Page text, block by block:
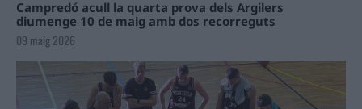
Campredó acull la quarta prova dels Argilers
diumenge 10 de maig amb dos recorreguts
09 maig 2026